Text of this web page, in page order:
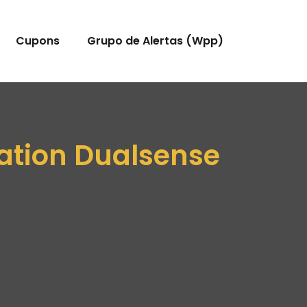
Cupons Grupo de Alertas (Wpp)
Dualsense